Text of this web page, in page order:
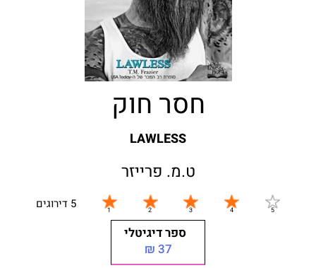
חסר חוק
LAWLESS
ט.מ. פרייזר
5 דירוגים
ספר דיגיטלי
37 ₪